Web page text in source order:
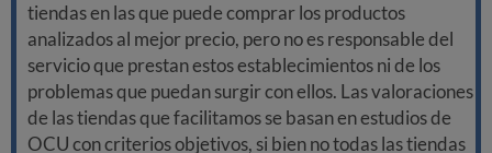
tiendas en las que puede comprar los productos
analizados al mejor precio, pero no es responsable del
servicio que prestan estos establecimientos ni de los
problemas que puedan surgir con ellos. Las valoraciones
de las tiendas que facilitamos se basan en estudios de
OCU con criterios objetivos, si bien no todas las tiendas